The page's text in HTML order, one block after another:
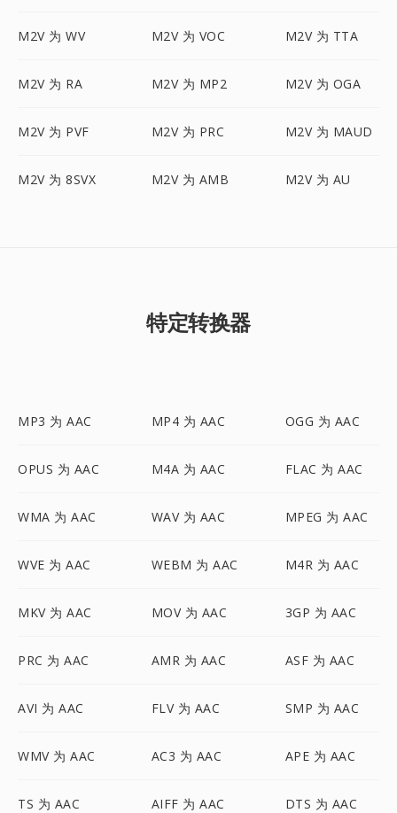
M2V 为 WV M2V 为 VOC M2V 为 TTA
M2V 为 RA M2V 为 MP2 M2V 为 OGA
M2V 为 PVF M2V 为 PRC M2V 为 MAUD
M2V 为 8SVX M2V 为 AMB M2V 为 AU
特定转换器
MP3 为 AAC MP4 为 AAC OGG 为 AAC
OPUS 为 AAC M4A 为 AAC FLAC 为 AAC
WMA 为 AAC WAV 为 AAC MPEG 为 AAC
WVE 为 AAC WEBM 为 AAC M4R 为 AAC
MKV 为 AAC MOV 为 AAC 3GP 为 AAC
PRC 为 AAC AMR 为 AAC ASF 为 AAC
AVI 为 AAC FLV 为 AAC SMP 为 AAC
WMV 为 AAC AC3 为 AAC APE 为 AAC
TS 为 AAC AIFF 为 AAC DTS 为 AAC